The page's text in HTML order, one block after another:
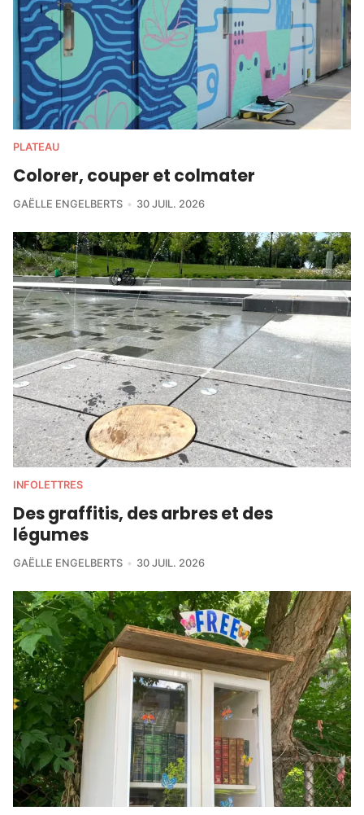
PLATEAU
Colorer, couper et colmater
GAËLLE ENGELBERTS 30 JUIL. 2026
INFOLETTRES
Des graffitis, des arbres et des
légumes
GAËLLE ENGELBERTS 30 JUIL. 2026